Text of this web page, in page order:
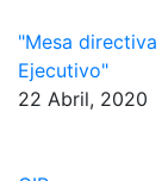
"Mesa
Ejecutivo"
22 Abril, 2020